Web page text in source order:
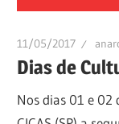
11/05/2017
Dias de
Nos dias 01 e 02